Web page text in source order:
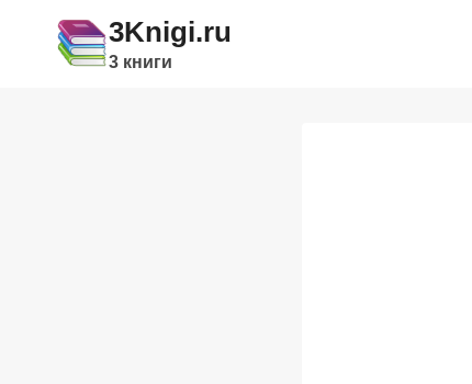
содержимому
3Knigi.ru
3 книги